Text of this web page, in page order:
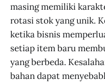
masing memiliki
rotasi stok yang unik.
ketika bisnis
setiap item baru
yang berbeda.
bahan dapat